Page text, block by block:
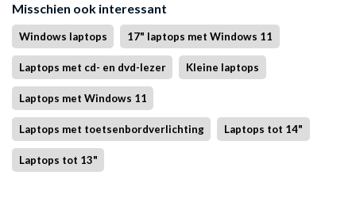
Misschien ook interessant
Windows laptops 17" laptops met Windows 11
Laptops met cd- en dvd-lezer Kleine laptops
Laptops met Windows 11
Laptops met toetsenbordverlichting Laptops tot 14"
Laptops tot 13"